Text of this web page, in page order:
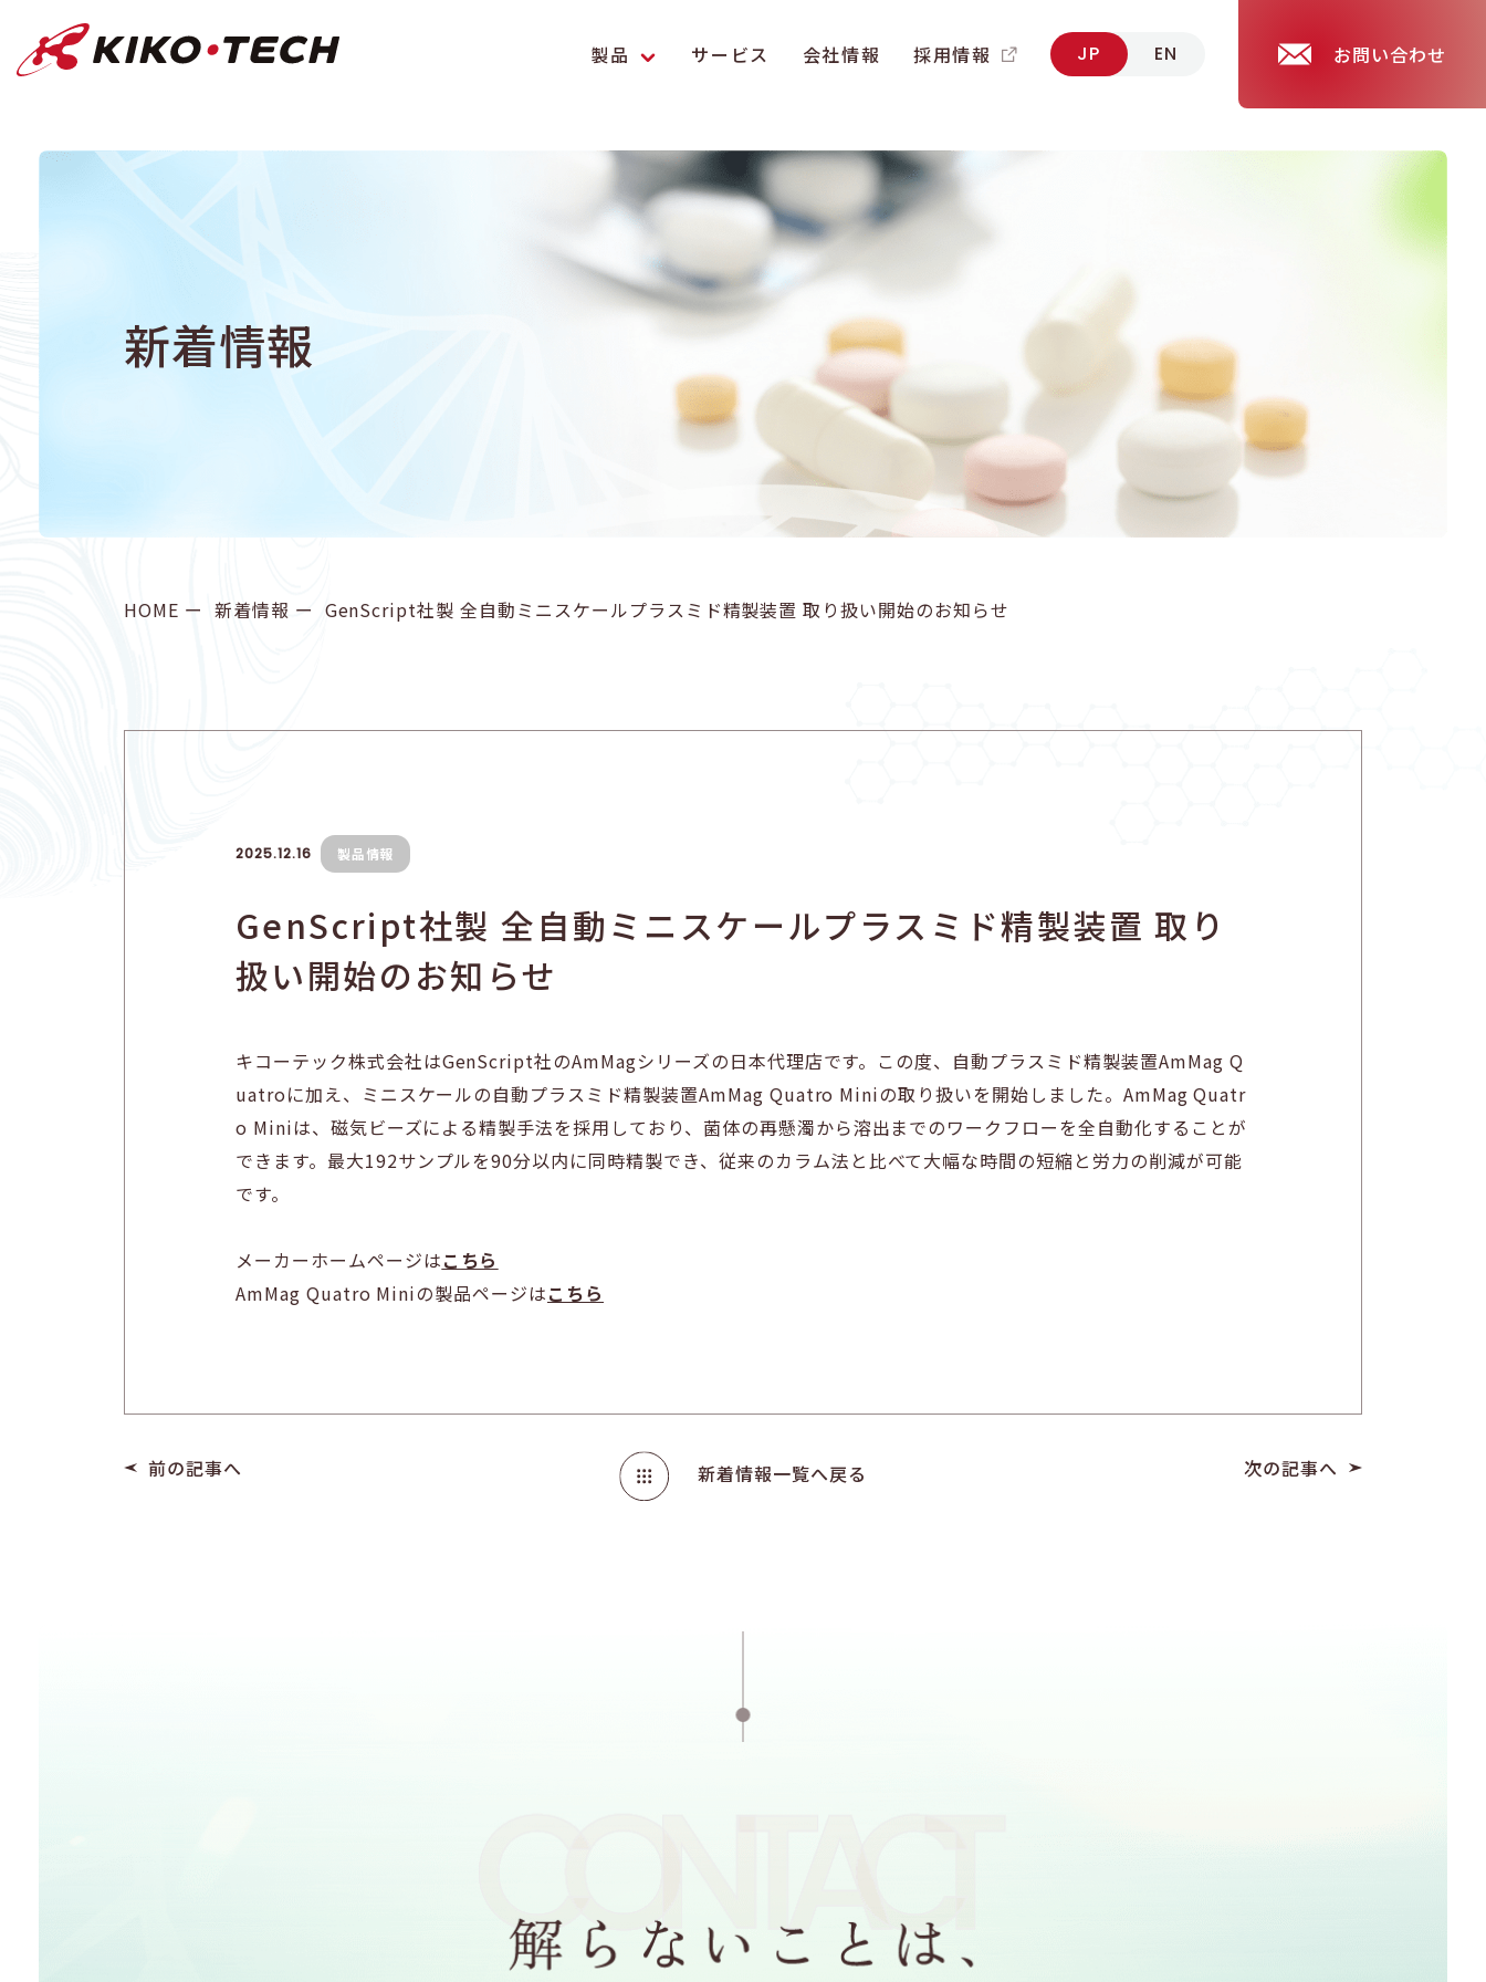
キコーテック株式会社 | ライフサイエンス研究への貢献
製品 サービス 会社情報 採用情報 JP EN お問い合わせ
新着情報
HOME 新着情報 GenScript社製 全自動ミニスケールプラスミド精製装置 取り扱い開始のお知らせ
2025.12.16 製品情報
GenScript社製 全自動ミニスケールプラスミド精製装置 取り
扱い開始のお知らせ
キコーテック株式会社はGenScript社のAmMagシリーズの日本代理店です。この度、自動プラスミド精製装置AmMag Q
uatroに加え、ミニスケールの自動プラスミド精製装置AmMag Quatro Miniの取り扱いを開始しました。AmMag Quatr
o Miniは、磁気ビーズによる精製手法を採用しており、菌体の再懸濁から溶出までのワークフローを全自動化することが
できます。最大192サンプルを90分以内に同時精製でき、従来のカラム法と比べて大幅な時間の短縮と労力の削減が可能
です。
メーカーホームページはこちら
AmMag Quatro Miniの製品ページはこちら
前の記事へ 新着情報一覧へ戻る 次の記事へ